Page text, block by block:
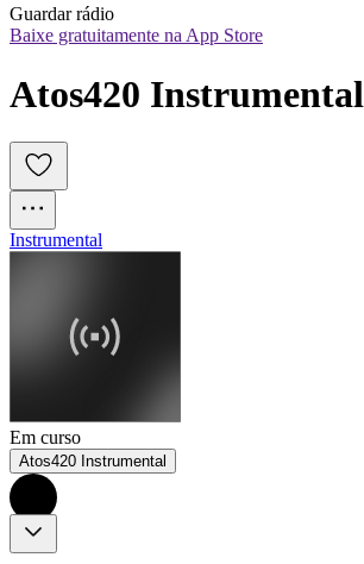
Guardar rádio
Baixe gratuitamente na App Store
Atos420 Instrumental
Instrumental
Em curso
Atos420 Instrumental